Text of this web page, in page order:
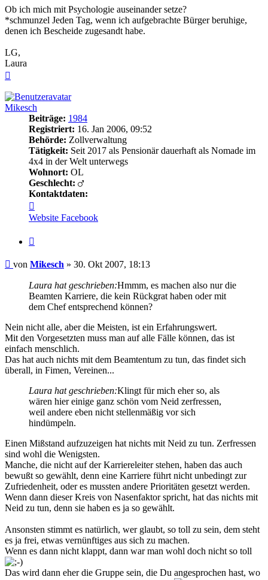
Ob ich mich mit Psychologie auseinander setze?
*schmunzel Jeden Tag, wenn ich aufgebrachte Bürger beruhige,
denen ich Bescheide zugesandt habe.
LG,
Laura
Mikesch
Beiträge: 1984
Registriert: 16. Jan 2006, 09:52
Behörde: Zollverwaltung
Tätigkeit: Seit 2017 als Pensionär dauerhaft als Nomade im
4x4 in der Welt unterwegs
Wohnort: OL
Geschlecht:
Kontaktdaten:
von
Mikesch
Website Facebook
Beitrag
von Mikesch » 30. Okt 2007, 18:13
Laura hat geschrieben:Hmmm, es machen also nur die
Beamten Karriere, die kein Rückgrat haben oder mit
dem Chef entsprechend können?
Nein nicht alle, aber die Meisten, ist ein Erfahrungswert.
Mit den Vorgesetzten muss man auf alle Fälle können, das ist
einfach menschlich.
Das hat auch nichts mit dem Beamtentum zu tun, das findet sich
überall, in Fimen, Vereinen...
Laura hat geschrieben:Klingt für mich eher so, als
wären hier einige ganz schön vom Neid zerfressen,
weil andere eben nicht stellenmäßig vor sich
hindümpeln.
Einen Mißstand aufzuzeigen hat nichts mit Neid zu tun. Zerfressen
sind wohl die Wenigsten.
Manche, die nicht auf der Karriereleiter stehen, haben das auch
bewußt so gewählt, denn eine Karriere führt nicht unbedingt zur
Zufriedenheit, oder es mussten andere Prioritäten gesetzt werden.
Wenn dann dieser Kreis von Nasenfaktor spricht, hat das nichts mit
Neid zu tun, denn sie haben es ja so gewählt.
Ansonsten stimmt es natürlich, wer glaubt, so toll zu sein, dem steht
es ja frei, etwas vernünftiges aus sich zu machen.
Wenn es dann nicht klappt, dann war man wohl doch nicht so toll
Das wird dann eher die Gruppe sein, die Du angesprochen hast, wo